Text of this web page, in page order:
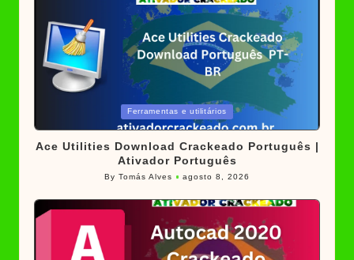
in
Ferramentas e utilitários
Ace Utilities Download Crackeado Português |
Ativador Português
Posted
ByTomás Alves agosto 8, 2026